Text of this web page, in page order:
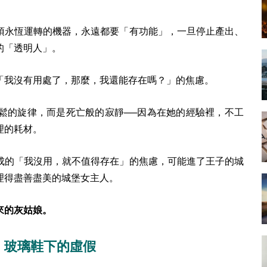
恆運轉的機器，永遠都要「有功能」，一旦停止產出、
透明人」。
沒有用處了，那麼，我還能存在嗎？」的焦慮。
的旋律，而是死亡般的寂靜──因為在她的經驗裡，不工
耗材。
「我沒用，就不值得存在」的焦慮，可能進了王子的城
盡善盡美的城堡女主人。
灰姑娘。
璃鞋下的虛假